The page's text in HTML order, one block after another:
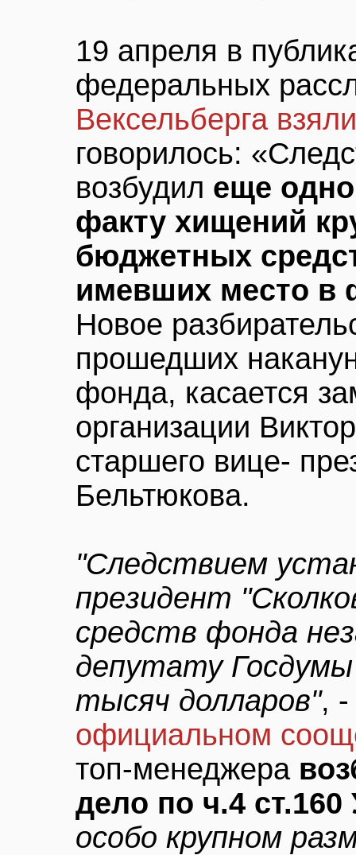
19 апреля в
федеральных
Вексельберга
говорилось:
возбудил еще
факту хищений
бюджетных
имевших место в
Новое
прошедших
фонда, касается
организации
старшего вице-
Бельтюкова.
"Следствием
президент
средств фонда
депутату
тысяч долларов", -
официальном
топ-менеджера
дело по ч.4
особо крупном